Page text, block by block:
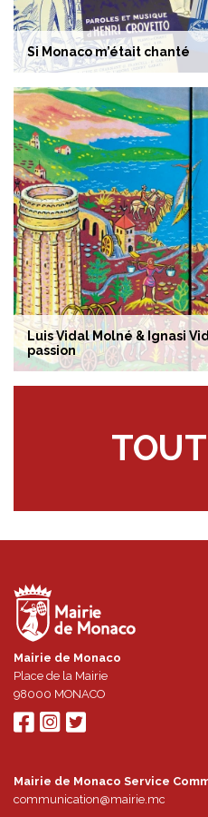
Si Monaco m’était chanté
Luis Vidal Molné & Ignasi
passion
Mairie de Monaco
Place de la Mairie
98000 MONACO
Mairie de Monaco Service
communication@mairie.mc